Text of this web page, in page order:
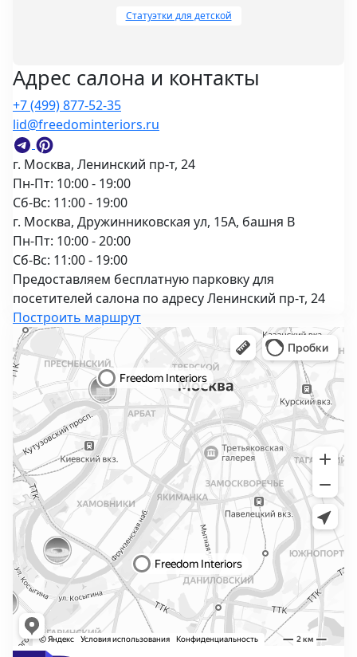
он вернулся в Хельсинки и
сохраняя тесные связи с Asko.
Статуэтки для детской
Адрес салона и контакты
г. Москва, Ленинский пр-т, 24
Пн-Пт: 10:00 - 19:00
Сб-Вс: 11:00 - 19:00
г. Москва, Дружинниковская ул, 15А, башня В
Пн-Пт: 10:00 - 20:00
Сб-Вс: 11:00 - 19:00
Предоставляем бесплатную парковку для
посетителей салона по адресу Ленинский пр-т, 24
Построить маршрут
+7 (499) 877-52-35
lid@freedominteriors.ru